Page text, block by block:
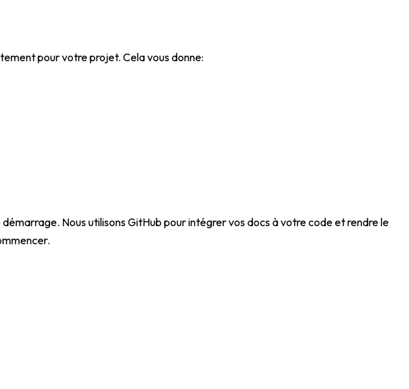
pour votre projet. Cela vous donne:
Nous utilisons GitHub pour intégrer vos docs à votre code et rendre le